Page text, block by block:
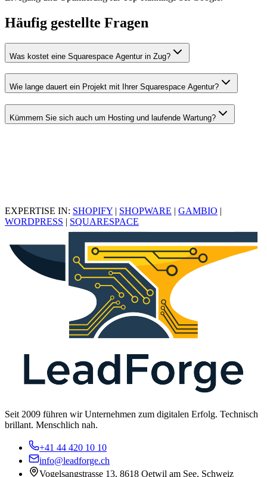
Häufig gestellte Fragen
Was kostet eine Squarespace Agentur in Zug?
Wie lange dauert ein Projekt mit Ihrer Squarespace Agentur?
Kümmern Sie sich auch um Hosting und laufende Wartung?
EXPERTISE IN: SHOPIFY | SHOPWARE | GAMBIO |
WORDPRESS | SQUARESPACE
Seit 2009 führen wir Unternehmen zum digitalen Erfolg. Technisch
brillant. Menschlich nah.
+41 44 420 10 10
info@leadforge.ch
Vogelsangstrasse 13, 8618 Oetwil am See, Schweiz